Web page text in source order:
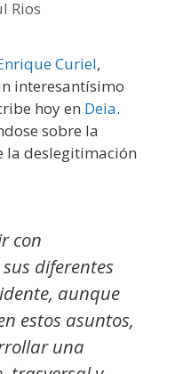
Rios
Curiel,
interesantísimo
hoy en Deia.
sobre la
la deslegitimación
con
diferentes
aunque
estos asuntos,
una